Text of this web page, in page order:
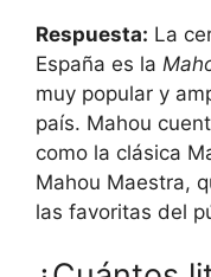
Respuesta: La
España es la
muy popular y
país. Mahou
como la clásica
Mahou Maestra,
las favoritas del